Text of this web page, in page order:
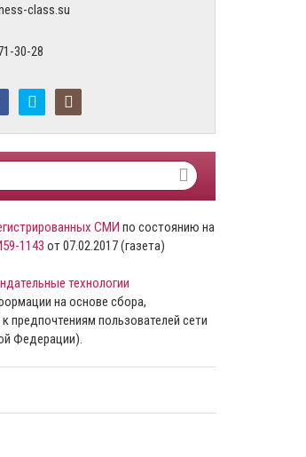
class.su
30-28
СМИ по состоянию на
1143 от 07.02.2017 (газета)
технологии
на основе сбора,
предпочтениям пользователей сети
Федерации).